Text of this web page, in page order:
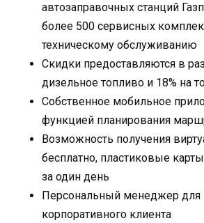
автозаправочных станций
более 500 сервисных
техническому обслуживанию
Скидки предоставляются в
дизельное топливо и 18% на
Собственное мобильное
функцией планирования
Возможность получения
бесплатно, пластиковые
за один день
Персональный менеджер для
корпоративного клиента